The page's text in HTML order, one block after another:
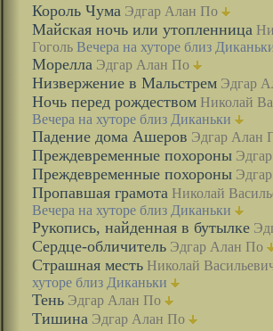
Король Чума Эдгар Алан По
Майская ночь или утопленница
Гоголь Вечера на хуторе близ
Морелла Эдгар Алан По
Низвержение в Мальстрем Эдгар
Ночь перед рождеством Николай
Вечера на хуторе близ Диканьки
Падение дома Ашеров Эдгар Алан
Преждевременные похороны
Преждевременные похороны
Пропавшая грамота Николай
Вечера на хуторе близ Диканьки
Рукопись, найденная в бутылке
Сердце-обличитель Эдгар Алан По
Страшная месть Николай
хуторе близ Диканьки
Тень Эдгар Алан По
Тишина Эдгар Алан По